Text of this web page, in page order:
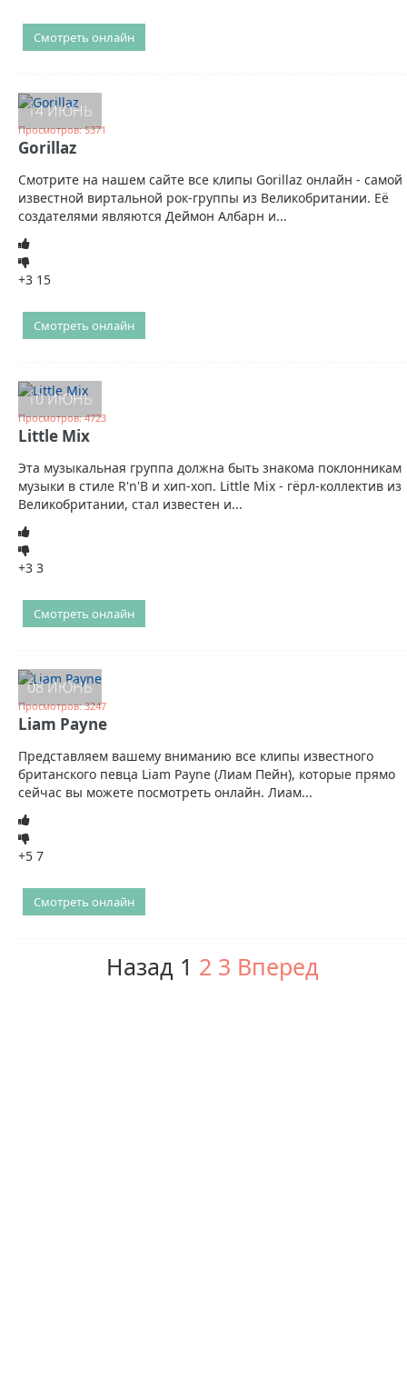
Смотреть онлайн
14 ИЮНЬ
Просмотров: 5371
Gorillaz
Смотрите на нашем сайте все клипы Gorillaz онлайн - самой
известной виртальной рок-группы из Великобритании. Её
создателями являются Деймон Албарн и...
+3 15
Смотреть онлайн
10 ИЮНЬ
Просмотров: 4723
Little Mix
Эта музыкальная группа должна быть знакома поклонникам
музыки в стиле R'n'B и хип-хоп. Little Mix - гёрл-коллектив из
Великобритании, стал известен и...
+3 3
Смотреть онлайн
08 ИЮНЬ
Просмотров: 3247
Liam Payne
Представляем вашему вниманию все клипы известного
британского певца Liam Payne (Лиам Пейн), которые прямо
сейчас вы можете посмотреть онлайн. Лиам...
+5 7
Смотреть онлайн
Назад 1 2 3 Вперед